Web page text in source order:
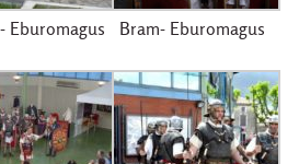
Eburomagus Bram- Eburomagus